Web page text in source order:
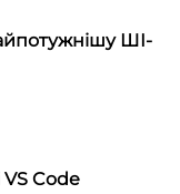
ШІ-
Code